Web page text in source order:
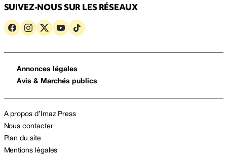
SUIVEZ-NOUS SUR LES RÉSEAUX
Annonces légales
Avis & Marchés publics
A propos d’Imaz Press
Nous contacter
Plan du site
Mentions légales